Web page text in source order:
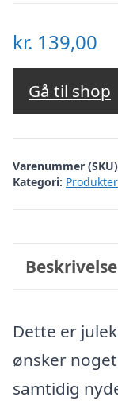
kr. 139,00
Gå til shop
Varenummer
Kategori: Produkter
Beskrivelse
Dette er
ønsker
samtidig